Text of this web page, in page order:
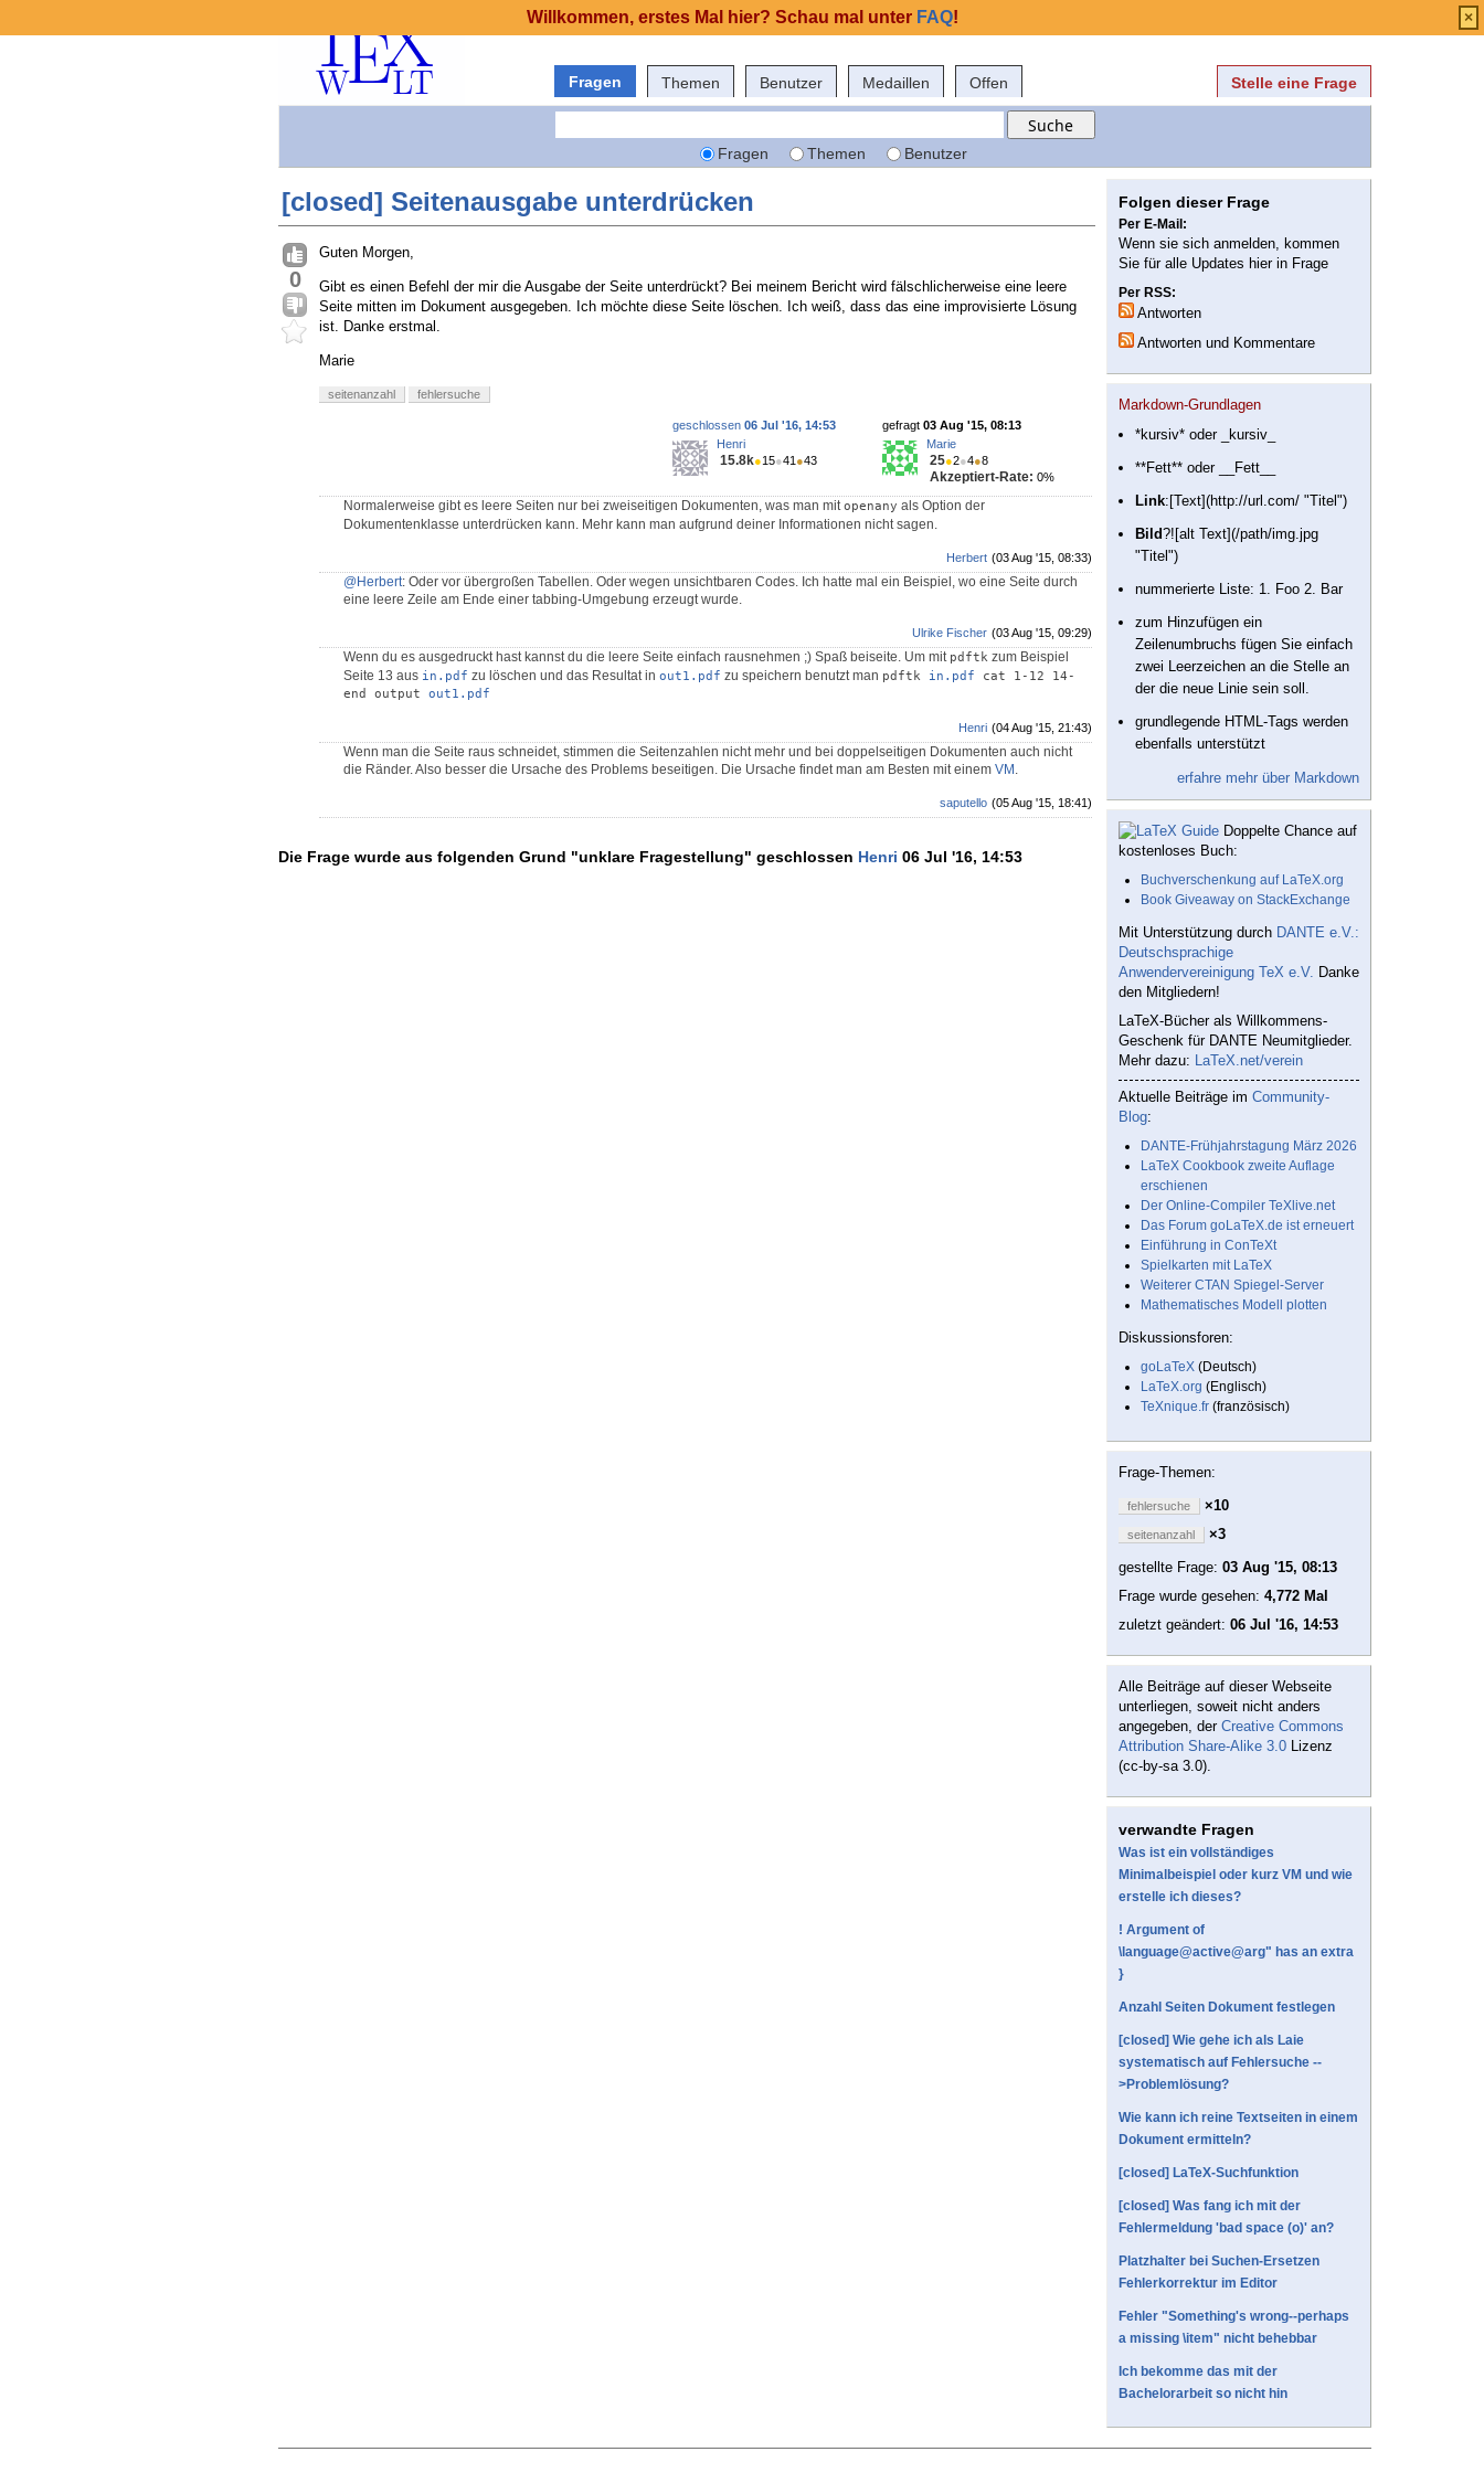
Fragen Themen Benutzer Medaillen Offen Stelle eine Frage
Fragen Themen Benutzer
[closed] Seitenausgabe unterdrücken
0
Guten Morgen,
Gibt es einen Befehl der mir die Ausgabe der Seite unterdrückt? Bei meinem Bericht wird fälschlicherweise eine leere
Seite mitten im Dokument ausgegeben. Ich möchte diese Seite löschen. Ich weiß, dass das eine improvisierte Lösung
ist. Danke erstmal.
Marie
seitenanzahl fehlersuche
gefragt 03 Aug '15, 08:13
Marie
25●2●4●8
Akzeptiert-Rate: 0%
geschlossen 06 Jul '16, 14:53
Henri
15.8k●15●41 ●43
Normalerweise gibt es leere Seiten nur bei zweiseitigen Dokumenten, was man mitopenany als Option der
Dokumentenklasse unterdrücken kann. Mehr kann man aufgrund deiner Informationen nicht sagen.
(03 Aug '15, 08:33)
Herbert
@Herbert: Oder vor übergroßen Tabellen. Oder wegen unsichtbaren Codes. Ich hatte mal ein Beispiel, wo eine Seite durch
eine leere Zeile am Ende einer tabbing-Umgebung erzeugt wurde.
(03 Aug '15, 09:29)
Ulrike Fischer
Wenn du es ausgedruckt hast kannst du die leere Seite einfach rausnehmen ;) Spaß beiseite. Um mit pdftk zum Beispiel
Seite 13 aus in.pdf zu löschen und das Resultat in out1.pdf zu speichern benutzt man pdftk in.pdf cat 1-12 14-
end output out1.pdf
(04 Aug '15, 21:43)
Henri
Wenn man die Seite raus schneidet, stimmen die Seitenzahlen nicht mehr und bei doppelseitigen Dokumenten auch nicht
die Ränder. Also besser die Ursache des Problems beseitigen. Die Ursache findet man am Besten mit einem VM .
(05 Aug '15, 18:41)
saputello
Die Frage wurde aus folgenden Grund "unklare Fragestellung" geschlossen Henri 06 Jul '16, 14:53
Folgen dieser Frage
Per E-Mail:
Wenn sie sich anmelden, kommen
Sie für alle Updates hier in Frage
Per RSS:
Antworten
Antworten und Kommentare
Markdown-Grundlagen
*kursiv* oder _kursiv_
**Fett** oder __Fett__
Link:[Text](http://url.com/ "Titel")
Bild?![alt Text](/path/img.jpg
"Titel")
nummerierte Liste: 1. Foo 2. Bar
zum Hinzufügen ein
Zeilenumbruchs fügen Sie einfach
zwei Leerzeichen an die Stelle an
der die neue Linie sein soll.
grundlegende HTML-Tags werden
ebenfalls unterstützt
erfahre mehr über Markdown
Doppelte Chance auf
kostenloses Buch:
Buchverschenkung auf LaTeX.org
Book Giveaway on StackExchange
Mit Unterstützung durch DANTE e.V.:
Deutschsprachige
Anwendervereinigung TeX e.V. Danke
den Mitgliedern!
LaTeX-Bücher als Willkommens-
Geschenk für DANTE Neumitglieder.
Mehr dazu: LaTeX.net/verein
Aktuelle Beiträge im Community-
Blog:
DANTE-Frühjahrstagung März 2026
LaTeX Cookbook zweite Auflage
erschienen
Der Online-Compiler TeXlive.net
Das Forum goLaTeX.de ist erneuert
Einführung in ConTeXt
Spielkarten mit LaTeX
Weiterer CTAN Spiegel-Server
Mathematisches Modell plotten
Diskussionsforen:
goLaTeX (Deutsch)
LaTeX.org (Englisch)
TeXnique.fr (französisch)
Frage-Themen:
fehlersuche ×10
seitenanzahl
×3
gestellte Frage: 03 Aug '15, 08:13
Frage wurde gesehen: 4,772 Mal
zuletzt geändert: 06 Jul '16, 14:53
Alle Beiträge auf dieser Webseite
unterliegen, soweit nicht anders
angegeben, der Creative Commons
Attribution Share-Alike 3.0 Lizenz
(cc-by-sa 3.0).
verwandte Fragen
Was ist ein vollständiges
Minimalbeispiel oder kurz VM und wie
erstelle ich dieses?
! Argument of
\language@active@arg" has an extra
}
Anzahl Seiten Dokument festlegen
[closed] Wie gehe ich als Laie
systematisch auf Fehlersuche --
>Problemlösung?
Wie kann ich reine Textseiten in einem
Dokument ermitteln?
[closed] LaTeX-Suchfunktion
[closed] Was fang ich mit der
Fehlermeldung 'bad space (o)' an?
Platzhalter bei Suchen-Ersetzen
Fehlerkorrektur im Editor
Fehler "Something's wrong--perhaps
a missing \item" nicht behebbar
Ich bekomme das mit der
Bachelorarbeit so nicht hin
Willkommen, erstes Mal hier? Schau mal unter FAQ! ×